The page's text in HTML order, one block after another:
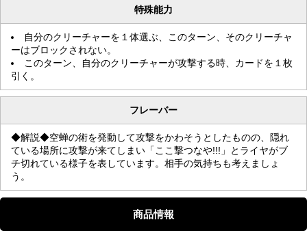
特殊能力
自分のクリーチャーを１体選ぶ、このターン、そのクリーチャ
ーはブロックされない。
このターン、自分のクリーチャーが攻撃する時、カードを１枚
引く。
フレーバー
◆解説◆空蝉の術を発動して攻撃をかわそうとしたものの、隠れ
ている場所に攻撃が来てしまい「ここ撃つなや!!!」とライヤがブ
チ切れている様子を表しています。相手の気持ちも考えましょ
う。
商品情報